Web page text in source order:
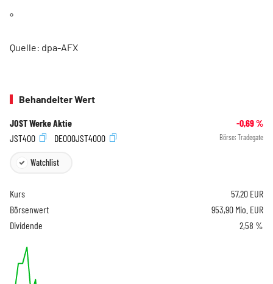
°
Quelle: dpa-AFX
Behandelter Wert
JOST Werke Aktie -0,69%
JST400
DE000JST4000 Börse: Tradegate
Watchlist
Kurs 57,20 EUR
Börsenwert
953,90 Mio. EUR
Dividende
2,58 %